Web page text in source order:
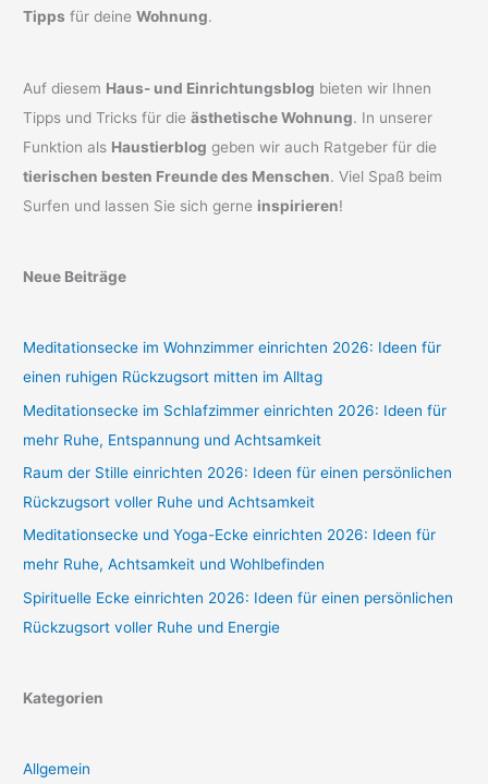
Tipps für deineWohnung.
Auf diesem Haus- und Einrichtungsblog bieten wir Ihnen
Tipps und Tricks für dieästhetische Wohnung. In unserer
Funktion als Haustierblog geben wir auch Ratgeber für die
tierischen besten Freunde des Menschen. Viel Spaß beim
Surfen und lassen Sie sich gerne inspirieren!
Neue Beiträge
Meditationsecke im Wohnzimmer einrichten 2026: Ideen für
einen ruhigen Rückzugsort mitten im Alltag
Meditationsecke im Schlafzimmer einrichten 2026: Ideen für
mehr Ruhe, Entspannung und Achtsamkeit
Raum der Stille einrichten 2026: Ideen für einen persönlichen
Rückzugsort voller Ruhe und Achtsamkeit
Meditationsecke und Yoga-Ecke einrichten 2026: Ideen für
mehr Ruhe, Achtsamkeit und Wohlbefinden
Spirituelle Ecke einrichten 2026: Ideen für einen persönlichen
Rückzugsort voller Ruhe und Energie
Kategorien
Allgemein